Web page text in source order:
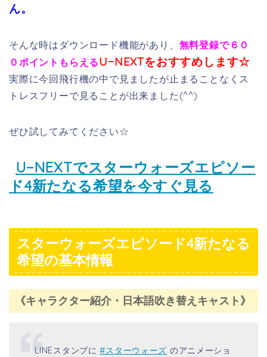
ん。
そんな時はダウンロード機能があり、 無料登録で６０
０ポイントもらえるU−NEXTをおすすめします☆
実際に今回飛行機の中で見ましたが止まることなくス
トレスフリーで見ることが出来ました(^^)
ぜひ試してみてください☆
U−NEXTでスターウォーズエピソー
ド4新たなる希望を今すぐ見る
スターウォーズエピソード4新たなる
希望の基本情報
《キャラクター紹介・日本語吹き替えキャスト》
LINEスタンプに#スターウォーズ のアニメーショ